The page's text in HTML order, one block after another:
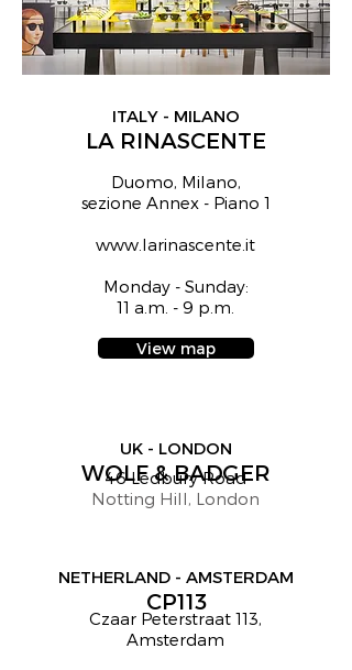
ITALY - MILANO
LA RINASCENTE
Duomo, Milano,
sezione Annex - Piano 1
www.larinascente.it
Monday - Sunday:
11 a.m. - 9 p.m.
View map
UK - LONDON
WOLF & BADGER
46 Ledbury Road
Notting Hill, London
NETHERLAND - AMSTERDAM
CP113
Czaar Peterstraat 113,
Amsterdam